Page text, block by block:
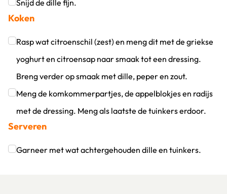
Klik om dit selectievakje aan te vinken
Snijd de dille fijn.
Klik om dit selectievakje aan te vinken
Koken
Rasp wat citroenschil (zest) en meng dit met de griekse
yoghurt en citroensap naar smaak tot een dressing.
Breng verder op smaak met dille, peper en zout.
Klik om dit selectievakje aan te vinken
Meng de komkommerpartjes, de appelblokjes en radijs
met de dressing. Meng als laatste de tuinkers erdoor.
Klik om dit selectievakje aan te vinken
Serveren
Garneer met wat achtergehouden dille en tuinkers.